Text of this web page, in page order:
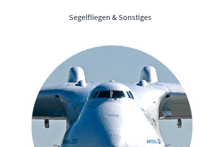
Segelfliegen & Sonstiges